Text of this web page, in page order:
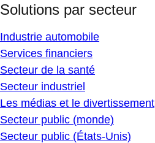
Solutions par secteur
Industrie automobile
Services financiers
Secteur de la santé
Secteur industriel
Les médias et le divertissement
Secteur public (monde)
Secteur public (États-Unis)